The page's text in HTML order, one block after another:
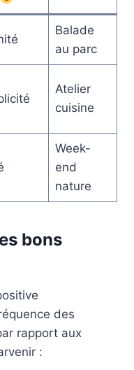
Balade
au parc
Atelier
cuisine
Week-
end
nature
bons
des
rapport aux
: